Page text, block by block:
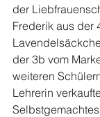
der
Frederik aus der
der 3b vom
weiteren
Lehrerin